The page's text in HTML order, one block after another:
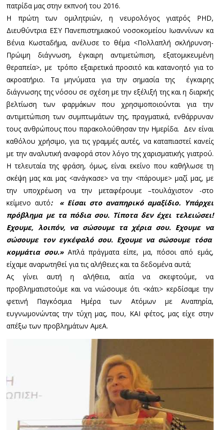
πατρίδα μας στην εκπνοή του 2016.
Η πρώτη των ομιλητριών, η νευρολόγος γιατρός PHD,
Διευθύντρια ΕΣΥ Πανεπιστημιακού νοσοκομείου Ιωαννίνων κα
Βένια Κωσταδήμα, ανέλυσε το θέμα <Πολλαπλή σκλήρυνση-
Πρώιμη διάγνωση, έγκαιρη αντιμετώπιση, εξατομικευμένη
θεραπεία>, με τρόπο εξαιρετικά προσιτό και κατανοητό για το
ακροατήριο. Τα μηνύματα για την σημασία της έγκαιρης
διάγνωσης της νόσου σε σχέση με την εξέλιξή της και η διαρκής
βελτίωση των φαρμάκων που χρησιμοποιούνται για την
αντιμετώπιση των συμπτωμάτων της, πραγματικά, ενθάρρυναν
τους ανθρώπους που παρακολούθησαν την Ημερίδα. Δεν είναι
καθόλου χρήσιμο, για τις γραμμές αυτές, να καταπιαστεί κανείς
με την αναλυτική αναφορά στον λόγο της χαρισματικής γιατρού.
Η τελευταία της φράση, όμως, είναι εκείνο που καθήλωσε τη
σκέψη μας και μας <ανάγκασε> να την <πάρουμε> μαζί μας, με
την υποχρέωση να την μεταφέρουμε –τουλάχιστον -στο
κείμενο αυτό: « Είσαι στο αναπηρικό αμαξίδιο. Υπάρχει
πρόβλημα με τα πόδια σου. Τίποτα δεν έχει τελειώσει!
Εχουμε, λοιπόν, να σώσουμε τα χέρια σου. Εχουμε να
σώσουμε τον εγκέφαλό σου. Εχουμε να σώσουμε τόσα
κομμάτια σου.» Απλά πράγματα είπε, μα, πόσοι από εμάς,
είχαμε αναρωτηθεί για τις αλήθειες και τα δεδομένα αυτά;
Ας γίνει αυτή η αλήθεια, αιτία να σκεφτούμε, να
προβληματιστούμε και να νιώσουμε ότι <κάτι> κερδίσαμε την
φετινή Παγκόσμια Ημέρα των Ατόμων με Αναπηρία,
ευγνωμονώντας την τύχη μας, που, ΚΑΙ φέτος, μας είχε στην
απέξω των προβλημάτων ΑμεΑ.